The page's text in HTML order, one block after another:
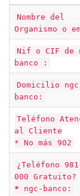
Nombre del
Organismo o
Nif o CIF de
banco :
Domicilio
banco:
Teléfono
al Cliente
* No más 902
¿Teléfono
000 Gratuito?
* ngc-banco: